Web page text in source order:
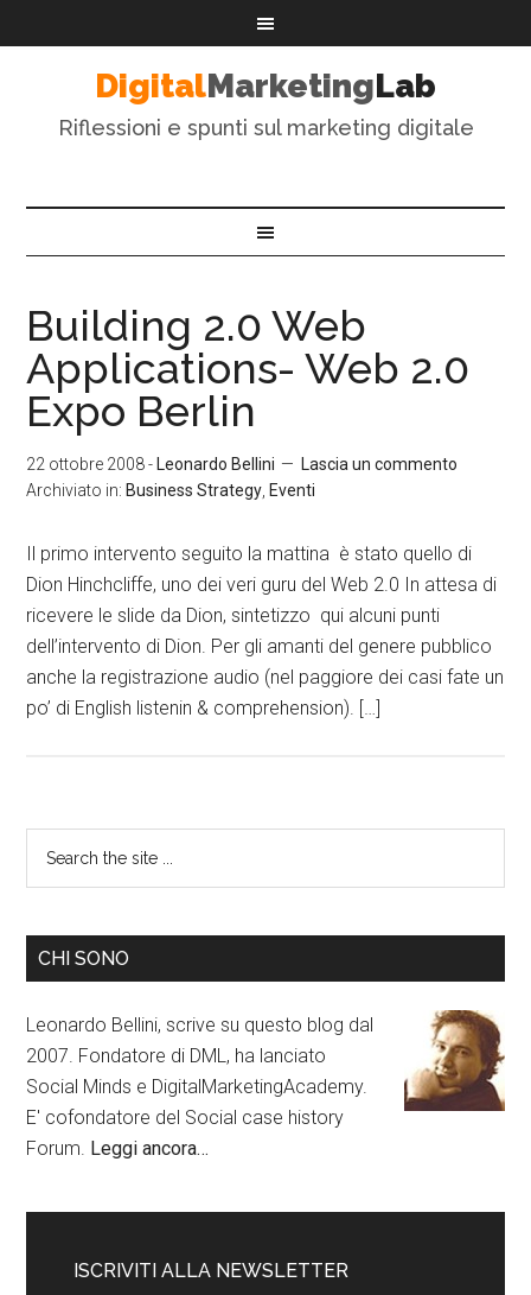
DigitalMarketingLab
Riflessioni e spunti sul marketing digitale
Building 2.0 Web
Applications- Web 2.0
Expo Berlin
22 ottobre 2008- Leonardo Bellini
Lascia un commento
Archiviato in: Business Strategy Eventi
Il primo intervento seguito la mattina è stato quello di
Dion Hinchcliffe, uno dei veri guru del Web 2.0 In attesa di
ricevere le slide da Dion, sintetizzo qui alcuni punti
dell’intervento di Dion. Per gli amanti del genere pubblico
anche la registrazione audio (nel paggiore dei casi fate un
po’ di English listenin & comprehension). […]
CHI SONO
Leonardo Bellini, scrive su questo blog dal
2007. Fondatore di DML, ha lanciato
Social Minds e DigitalMarketingAcademy.
E' cofondatore del Social case history
Forum. Leggi ancora…
ISCRIVITI ALLA NEWSLETTER